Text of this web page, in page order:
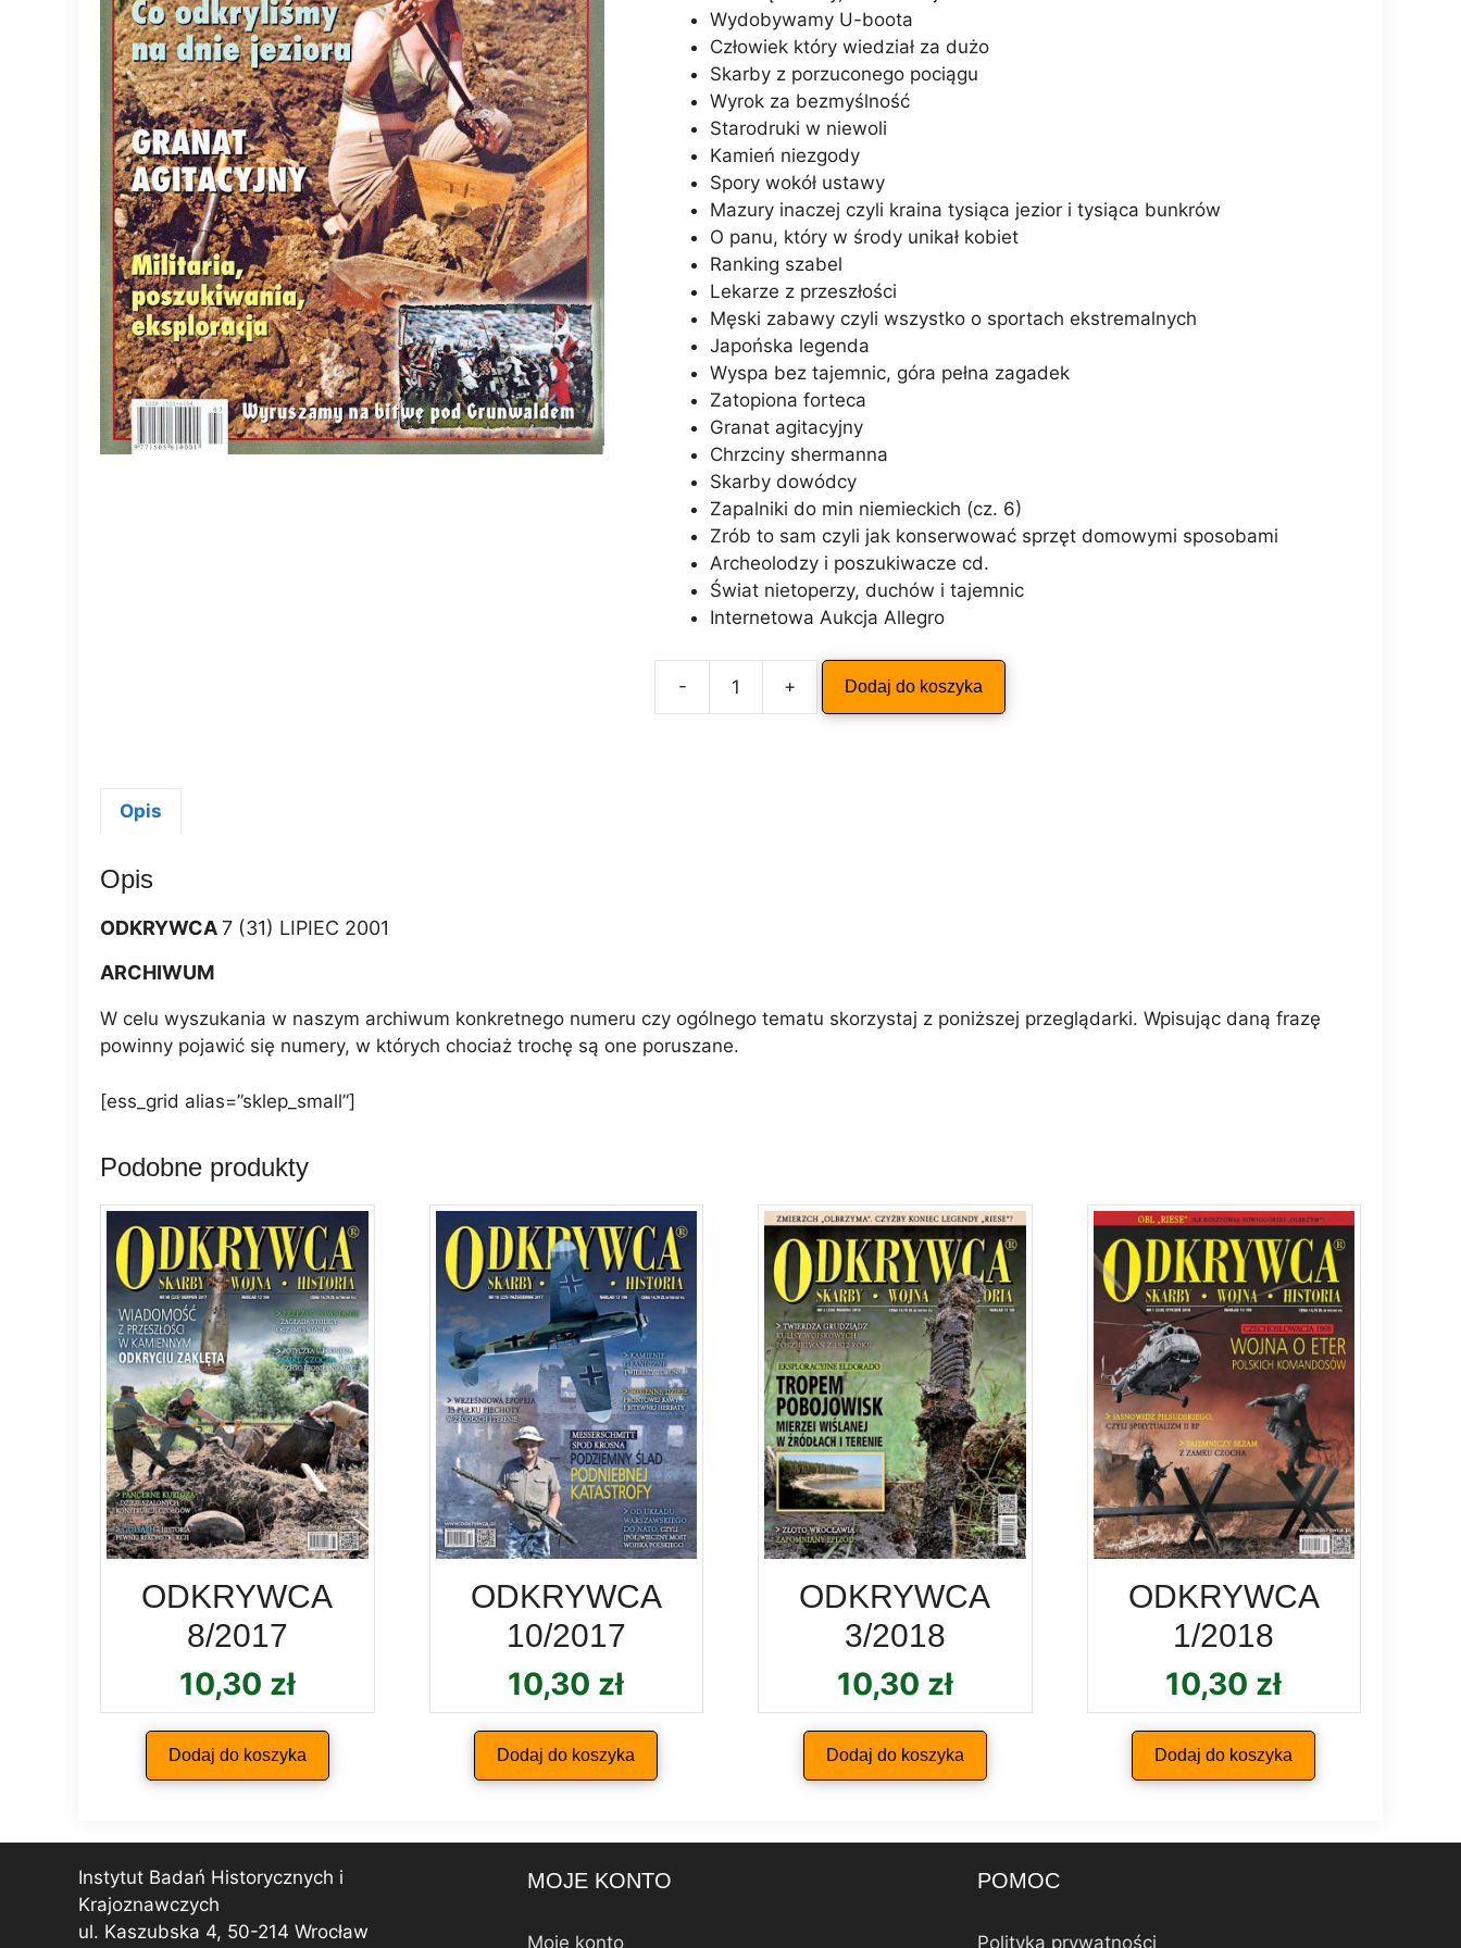
Wydobywamy U-boota
Człowiek który wiedział za dużo
Skarby z porzuconego pociągu
Wyrok za bezmyślność
Starodruki w niewoli
Kamień niezgody
Spory wokół ustawy
Mazury inaczej czyli kraina tysiąca jezior i tysiąca bunkrów
O panu, który w środy unikał kobiet
Ranking szabel
Lekarze z przeszłości
Męski zabawy czyli wszystko o sportach ekstremalnych
Japońska legenda
Wyspa bez tajemnic, góra pełna zagadek
Zatopiona forteca
Granat agitacyjny
Chrzciny shermanna
Skarby dowódcy
Zapalniki do min niemieckich (cz. 6)
Zrób to sam czyli jak konserwować sprzęt domowymi sposobami
Archeolodzy i poszukiwacze cd.
Świat nietoperzy, duchów i tajemnic
Internetowa Aukcja Allegro
- + Dodaj do koszyka
Opis
Opis
ODKRYWCA7 (31) LIPIEC 2001
ARCHIWUM
W celu wyszukania w naszym archiwum konkretnego numeru czy ogólnego tematu skorzystaj z poniższej przeglądarki. Wpisując daną frazę
powinny pojawić się numery, w których chociaż trochę są one poruszane.
[ess_grid alias=”sklep_small”]
Podobne produkty
ODKRYWCA
8/2017
10,30 zł
Dodaj do koszyka
ODKRYWCA
10/2017
10,30 zł
Dodaj do koszyka
ODKRYWCA
3/2018
10,30 zł
Dodaj do koszyka
ODKRYWCA
1/2018
10,30 zł
Dodaj do koszyka
Instytut Badań Historycznych i
Krajoznawczych
ul. Kaszubska 4, 50-214 Wrocław
MOJE KONTO
Moje konto
POMOC
Polityka prywatności